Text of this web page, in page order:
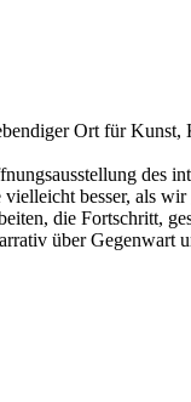
Ort für
des
besser, als wir
die Fortschritt,
über Gegenwart